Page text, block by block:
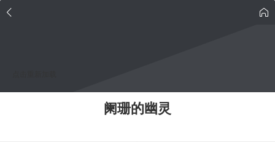
阑珊的幽灵